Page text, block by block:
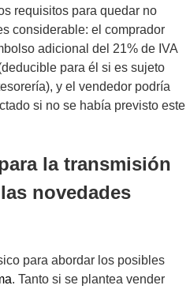
requisitos para quedar no
considerable: el comprador
adicional del 21% de IVA
para él si es sujeto
y el vendedor podría
si no se había previsto este
la transmisión
novedades
para abordar los posibles
. Tanto si se plantea vender